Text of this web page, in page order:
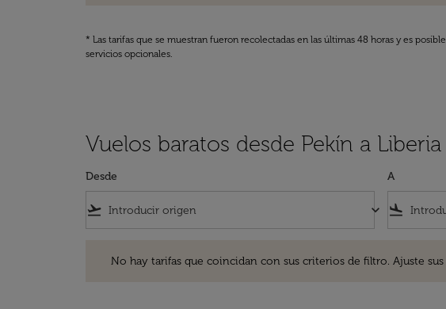
* Las tarifas que se muestran fueron recolectadas en las últimas 48 horas y es
servicios opcionales.
Vuelos baratos desde Pekín a Liberia
Desde
flight_takeoff keyboard_arrow_down
A
flight_land
No hay tarifas que coincidan con sus criterios de filtro. Ajuste sus